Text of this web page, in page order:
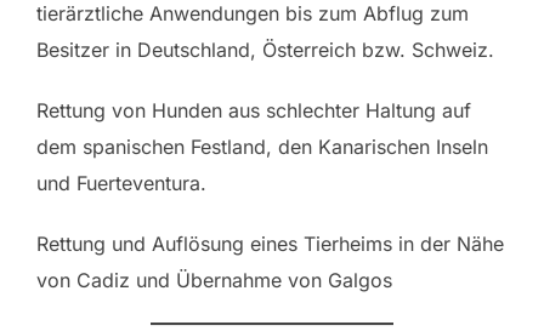
tierärztliche Anwendungen bis zum Abflug zum
Besitzer in Deutschland, Österreich bzw. Schweiz.
Rettung von Hunden aus schlechter Haltung auf
dem spanischen Festland, den Kanarischen Inseln
und Fuerteventura.
Rettung und Auflösung eines Tierheims in der Nähe
von Cadiz und Übernahme von Galgos